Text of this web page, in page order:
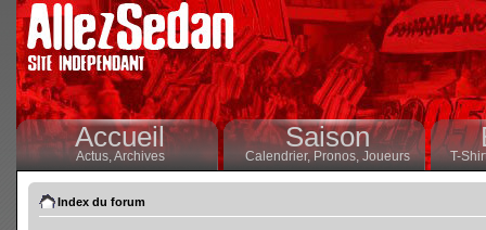
Accueil
Actus,Archives
Saison
Calendrier,Pronos, Joueurs T-
Index du forum